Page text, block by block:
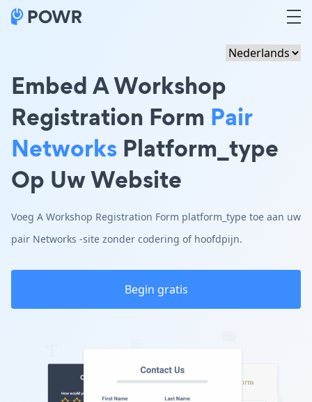
Embed A Workshop
Registration Form Pair
Networks Platform_type
Op Uw Website
Voeg A Workshop Registration Form platform_type toe aan uw
pair Networks -site zonder codering of hoofdpijn.
Begin gratis